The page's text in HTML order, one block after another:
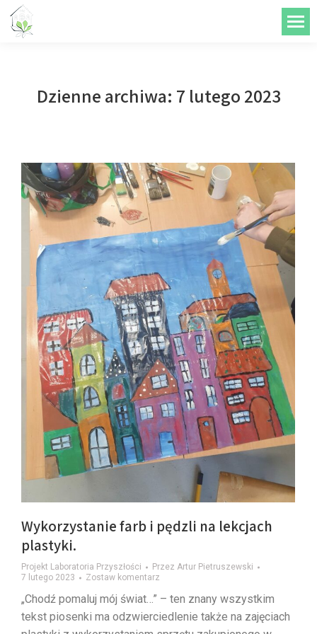
treści
Dzienne archiwa: 7 lutego 2023
Wykorzystanie farb i pędzli na lekcjach
plastyki.
Projekt Laboratoria Przyszłości Przez Artur Pietruszewski
7 lutego 2023
Zostaw komentarz
„Chodź pomaluj mój świat…” – ten znany wszystkim
tekst piosenki ma odzwierciedlenie także na zajęciach